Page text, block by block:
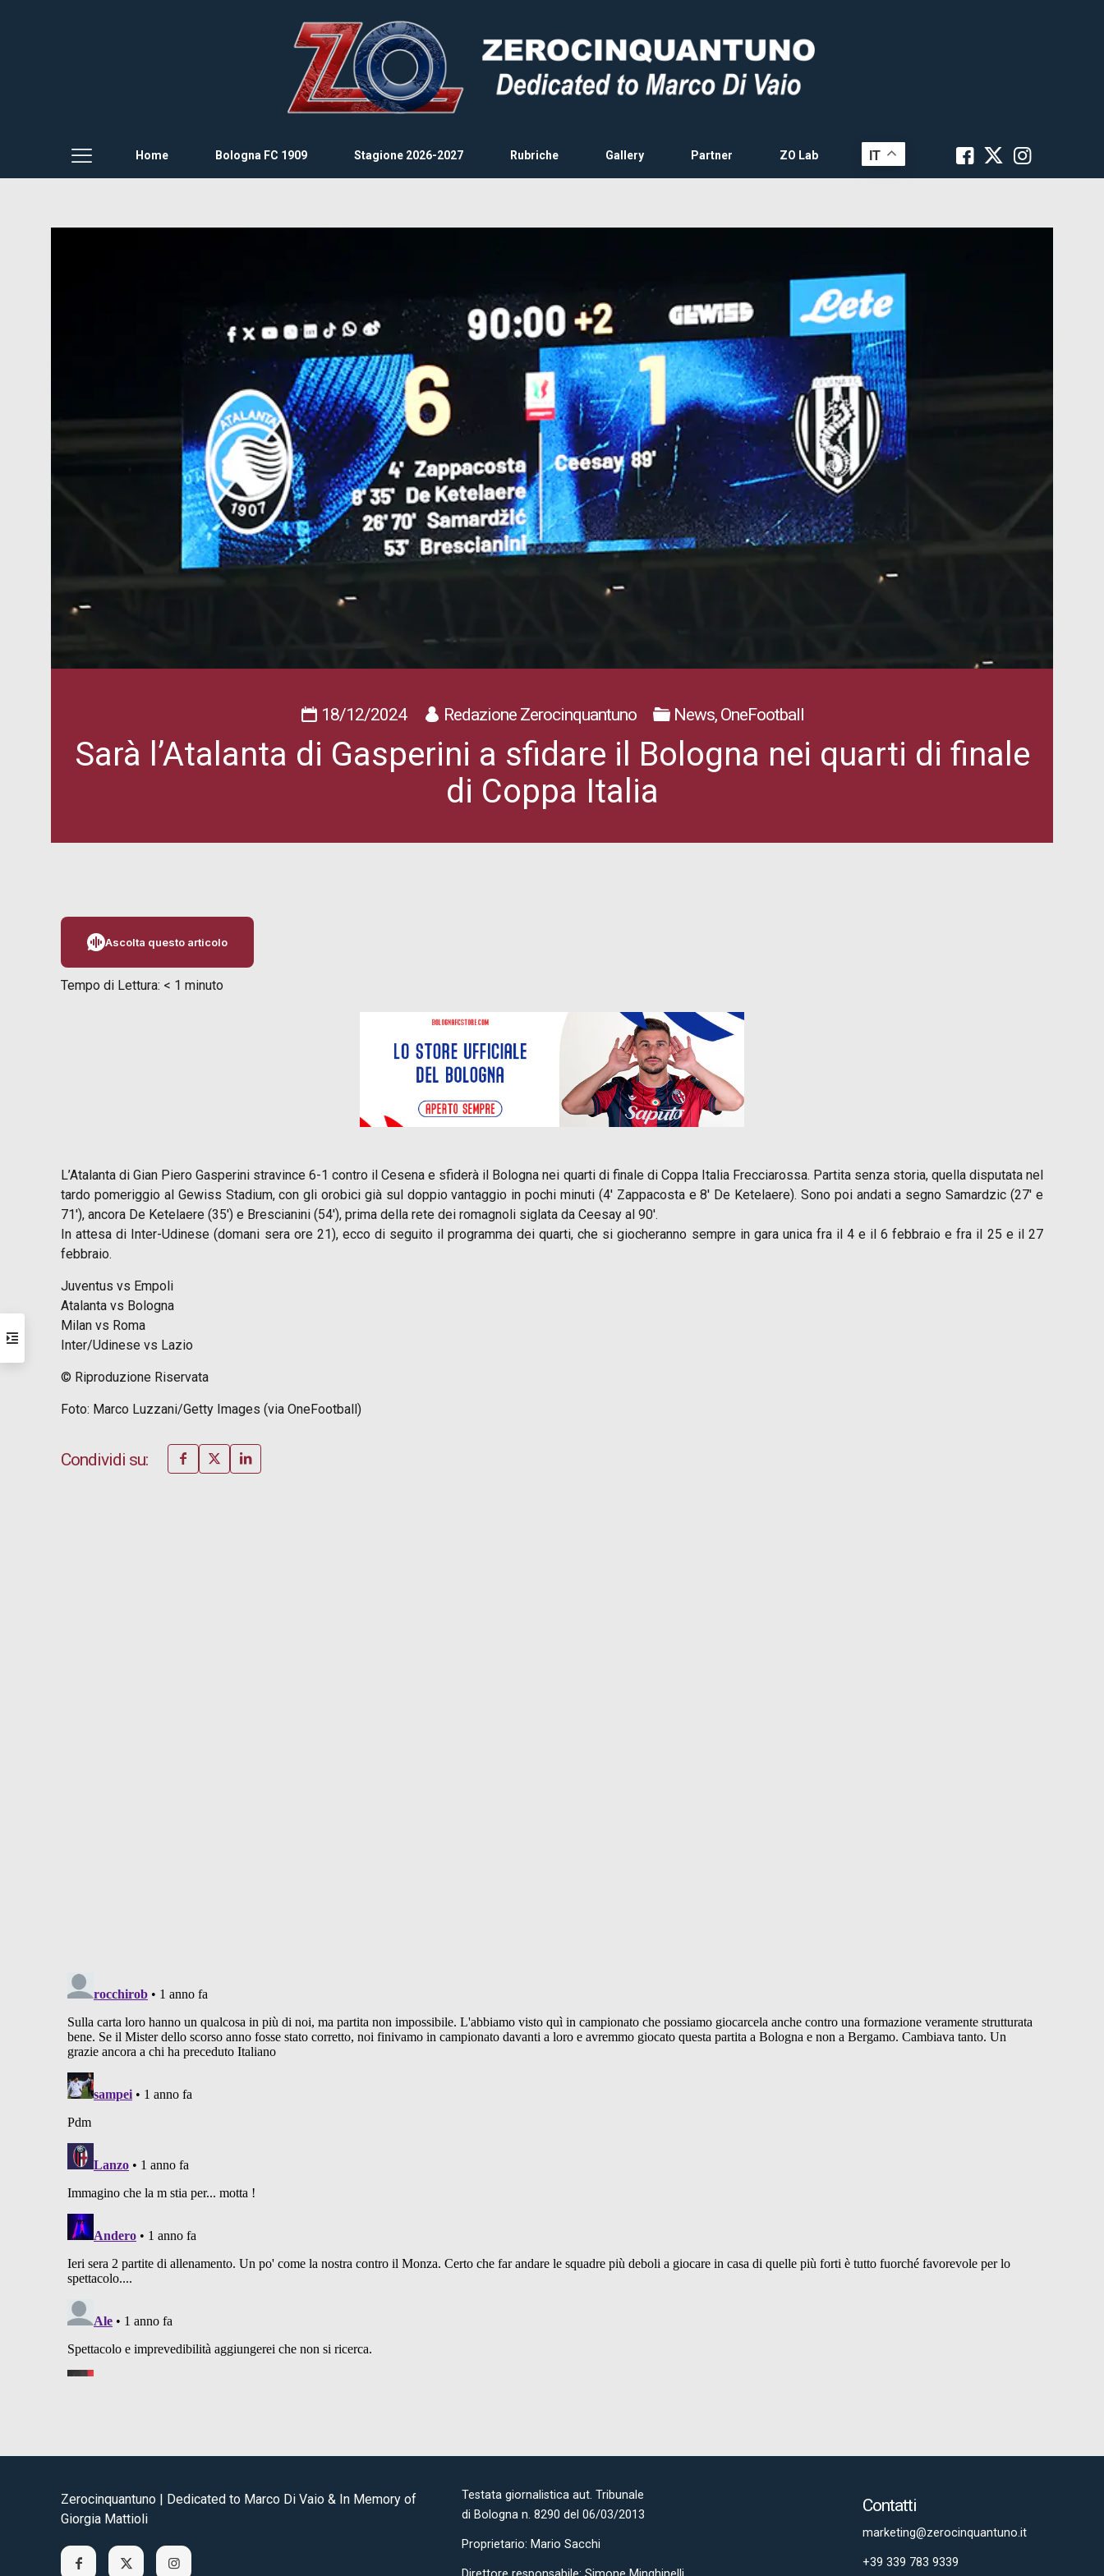
Home Bologna FC 1909 Stagione 2026-2027 Rubriche Gallery Partner ZO Lab IT
18/12/2024 Redazione Zerocinquantuno News, OneFootball
Sarà l’Atalanta di Gasperini a sfidare il Bologna nei quarti di finale
di Coppa Italia
Ascolta questo articolo
Tempo di Lettura: < 1 minuto
L’Atalanta di Gian Piero Gasperini stravince 6-1 contro il Cesena e sfiderà il Bologna nei quarti di finale di Coppa Italia Frecciarossa. Partita senza storia, quella disputata nel
tardo pomeriggio al Gewiss Stadium, con gli orobici già sul doppio vantaggio in pochi minuti (4′ Zappacosta e 8′ De Ketelaere). Sono poi andati a segno Samardzic (27′ e
71′), ancora De Ketelaere (35′) e Brescianini (54′), prima della rete dei romagnoli siglata da Ceesay al 90′.
In attesa di Inter-Udinese (domani sera ore 21), ecco di seguito il programma dei quarti, che si giocheranno sempre in gara unica fra il 4 e il 6 febbraio e fra il 25 e il 27
febbraio.
Juventus vs Empoli
Atalanta vs Bologna
Milan vs Roma
Inter/Udinese vs Lazio
© Riproduzione Riservata
Foto: Marco Luzzani/Getty Images (via OneFootball)
Condividi su:
Zerocinquantuno | Dedicated to Marco Di Vaio & In Memory of
Giorgia Mattioli
Testata giornalistica aut. Tribunale
di Bologna n. 8290 del 06/03/2013
Proprietario: Mario Sacchi
Contatti
marketing@zerocinquantuno.it
+39 339 783 9339